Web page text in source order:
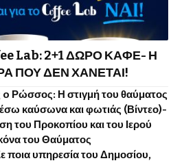
Lab: 2+1 ΔΩΡΟ ΚΑΦΕ- Η
ΠΟΥ ΔΕΝ ΧΑΝΕΤΑΙ!
o Ρώσσος: Η στιγμή του θαύματος
καύσωνα και φωτιάς (Βίντεο)-
του Προκοπίου και του Ιερού
του Θαύματος
ποια υπηρεσία του Δημοσίου,